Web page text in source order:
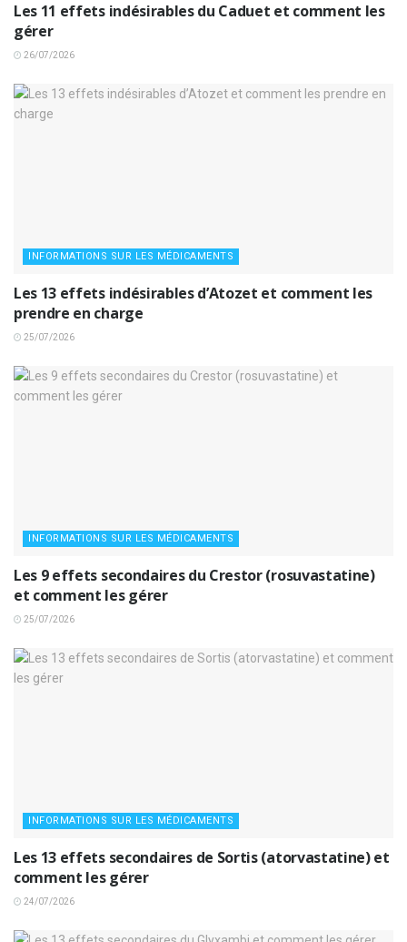
Les 11 effets indésirables du Caduet et comment les
gérer
26/07/2026
INFORMATIONS SUR LES MÉDICAMENTS
Les 13 effets indésirables d’Atozet et comment les
prendre en charge
25/07/2026
INFORMATIONS SUR LES MÉDICAMENTS
Les 9 effets secondaires du Crestor (rosuvastatine)
et comment les gérer
25/07/2026
INFORMATIONS SUR LES MÉDICAMENTS
Les 13 effets secondaires de Sortis (atorvastatine) et
comment les gérer
24/07/2026